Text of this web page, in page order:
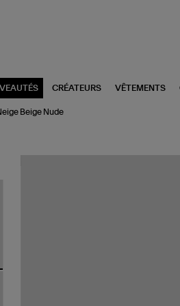
CRÉATEURS VÊTEMENTS
Beige Nude